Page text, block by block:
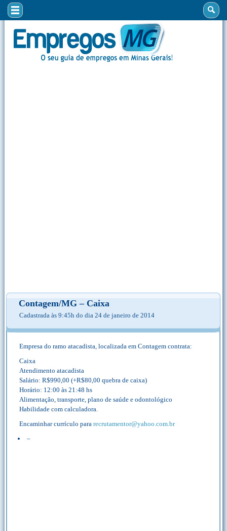
Contagem/MG – Caixa
Cadastrada às 9:45h do dia 24 de janeiro de 2014
Empresa do ramo atacadista, localizada em Contagem contrata:
Caixa
Atendimento atacadista
Salário: R$990,00 (+R$80,00 quebra de caixa)
Horário: 12:00 às 21:48 hs
Alimentação, transporte, plano de saúde e odontológico
Habilidade com calculadora.
Encaminhar currículo para recrutamentor@yahoo.com.br
–